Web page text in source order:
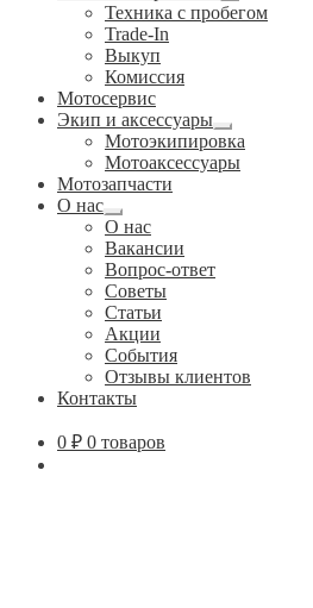
Развернутое
вложенное
Техника с пробегом
Trade-In
Выкуп
Комиссия
Мотосервис
Экип и аксессуары
Развернутое
вложенное
меню
Мотоэкипировка
Мотоаксессуары
Мотозапчасти
О нас
Развернутое
вложенное
меню
О нас
Вакансии
Вопрос-ответ
Советы
Статьи
Акции
События
Отзывы клиентов
Контакты
0 ₽ 0 товаров